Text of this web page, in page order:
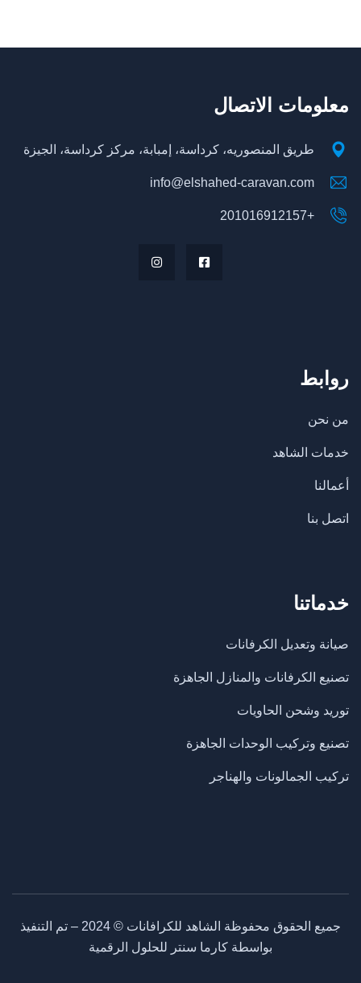
معلومات الاتصال
طريق المنصوريه، كرداسة، إمبابة، مركز كرداسة، الجيزة
info@elshahed-caravan.com
+201016912157
روابط
من نحن
خدمات الشاهد
أعمالنا
اتصل بنا
خدماتنا
صيانة وتعديل الكرفانات
تصنيع الكرفانات والمنازل الجاهزة
​توريد وشحن الحاويات
تصنيع وتركيب الوحدات الجاهزة
تركيب الجمالونات والهناجر
جميع الحقوق محفوظة الشاهد للكرافانات © 2024 – تم التنفيذ
بواسطة كارما سنتر للحلول الرقمية